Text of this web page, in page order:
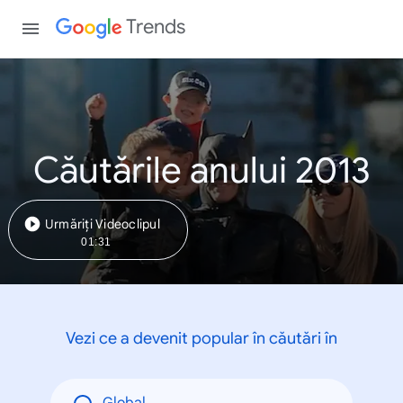
Trends
Căutările anului 2013
Urmăriți Videoclipul
01:31
Vezi ce a devenit popular în căutări în